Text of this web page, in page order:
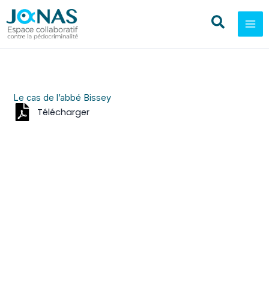
Aller
au
contenu
Le cas de l’abbé Bissey
Télécharger